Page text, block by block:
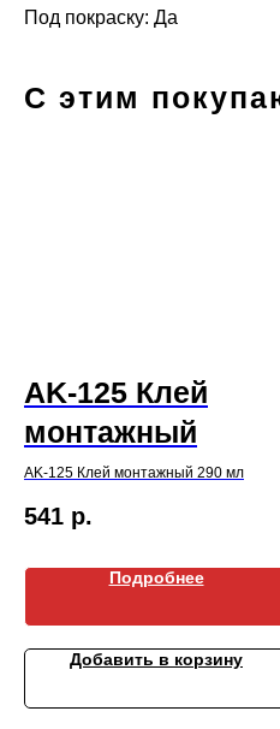
Под покраску: Да
С этим
AK-125 Клей
монтажный
AK-125 Клей монтажный 290 мл
541 р.
Подробнее
Добавить в корзину